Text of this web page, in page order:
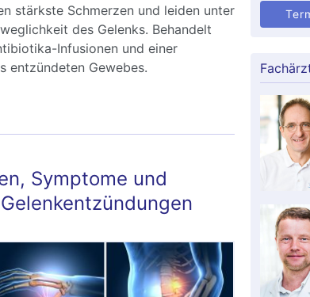
stärkste Schmerzen und leiden unter
des Gelenks. Behandelt
Infusionen und einer
entzündeten Gewebes.
Symptome und